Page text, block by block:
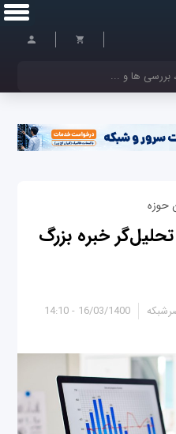
حوزه
خبره بزرگ
16/03/1400 - 14:10